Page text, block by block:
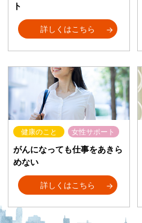
ト
詳しくはこちら
健康のこと 女性サポート
がんになっても仕事をあきら
めない
詳しくはこちら